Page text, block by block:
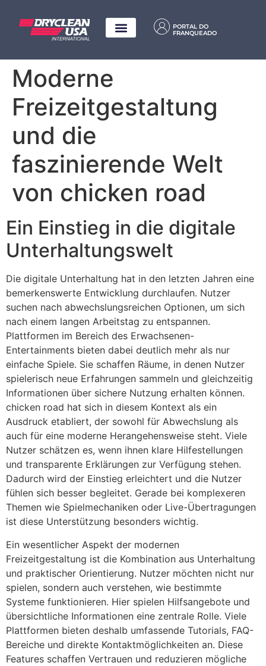
PORTAL DO
FRANQUEADO
Moderne
Freizeitgestaltung
und die
faszinierende Welt
von chicken road
Ein Einstieg in die digitale
Unterhaltungswelt
Die digitale Unterhaltung hat in den letzten Jahren eine
bemerkenswerte Entwicklung durchlaufen. Nutzer
suchen nach abwechslungsreichen Optionen, um sich
nach einem langen Arbeitstag zu entspannen.
Plattformen im Bereich des Erwachsenen-
Entertainments bieten dabei deutlich mehr als nur
einfache Spiele. Sie schaffen Räume, in denen Nutzer
spielerisch neue Erfahrungen sammeln und gleichzeitig
Informationen über sichere Nutzung erhalten können.
chicken road hat sich in diesem Kontext als ein
Ausdruck etabliert, der sowohl für Abwechslung als
auch für eine moderne Herangehensweise steht. Viele
Nutzer schätzen es, wenn ihnen klare Hilfestellungen
und transparente Erklärungen zur Verfügung stehen.
Dadurch wird der Einstieg erleichtert und die Nutzer
fühlen sich besser begleitet. Gerade bei komplexeren
Themen wie Spielmechaniken oder Live-Übertragungen
ist diese Unterstützung besonders wichtig.
Ein wesentlicher Aspekt der modernen
Freizeitgestaltung ist die Kombination aus Unterhaltung
und praktischer Orientierung. Nutzer möchten nicht nur
spielen, sondern auch verstehen, wie bestimmte
Systeme funktionieren. Hier spielen Hilfsangebote und
übersichtliche Informationen eine zentrale Rolle. Viele
Plattformen bieten deshalb umfassende Tutorials, FAQ-
Bereiche und direkte Kontaktmöglichkeiten an. Diese
Features schaffen Vertrauen und reduzieren mögliche